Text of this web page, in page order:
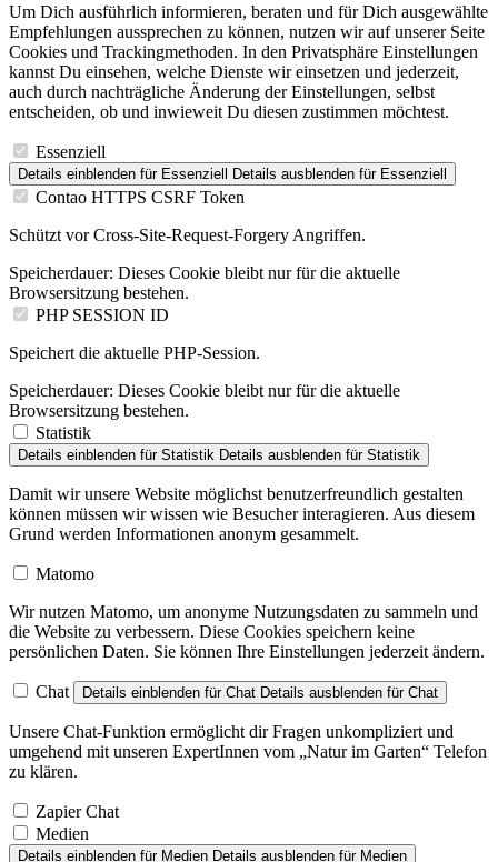
Um Dich ausführlich informieren, beraten und für Dich ausgewählte
Empfehlungen aussprechen zu können, nutzen wir auf unserer Seite
Cookies und Trackingmethoden. In den Privatsphäre Einstellungen
kannst Du einsehen, welche Dienste wir einsetzen und jederzeit,
auch durch nachträgliche Änderung der Einstellungen, selbst
entscheiden, ob und inwieweit Du diesen zustimmen möchtest.
Essenziell
Details einblenden für Essenziell Details ausblenden für Essenziell
Contao HTTPS CSRF Token
Schützt vor Cross-Site-Request-Forgery Angriffen.
Speicherdauer: Dieses Cookie bleibt nur für die aktuelle
Browsersitzung bestehen.
PHP SESSION ID
Speichert die aktuelle PHP-Session.
Speicherdauer: Dieses Cookie bleibt nur für die aktuelle
Browsersitzung bestehen.
Statistik
Details einblenden für Statistik Details ausblenden für Statistik
Damit wir unsere Website möglichst benutzerfreundlich gestalten
können müssen wir wissen wie Besucher interagieren. Aus diesem
Grund werden Informationen anonym gesammelt.
Matomo
Wir nutzen Matomo, um anonyme Nutzungsdaten zu sammeln und
die Website zu verbessern. Diese Cookies speichern keine
persönlichen Daten. Sie können Ihre Einstellungen jederzeit ändern.
Chat Details einblenden für Chat Details ausblenden für Chat
Unsere Chat-Funktion ermöglicht dir Fragen unkompliziert und
umgehend mit unseren ExpertInnen vom „Natur im Garten“ Telefon
zu klären.
Zapier Chat
Medien
Details einblenden für Medien Details ausblenden für Medien